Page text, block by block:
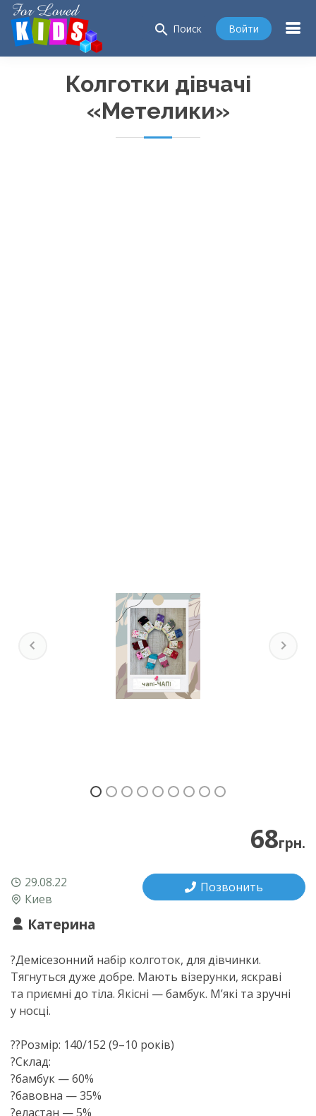
search Поиск Войти
Колготки дівчачі
«Метелики»
Previous Next
68грн.
29.08.22
Киев
Катерина
Позвонить
?Демісезонний набір колготок, для дівчинки.
Тягнуться дуже добре. Мають візерунки, яскраві
та приємні до тіла. Якісні — бамбук. М’які та зручні
у носці.
??Розмір: 140/152 (9–10 років)
?Склад:
?бамбук — 60%
?бавовна — 35%
?еластан — 5%